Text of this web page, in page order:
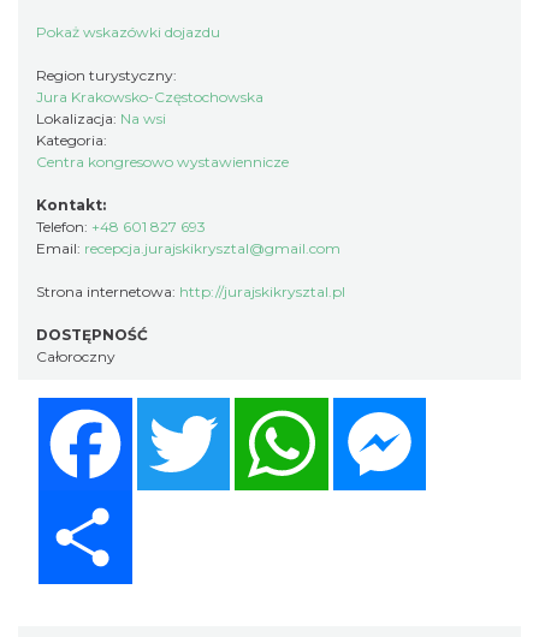
Pokaż wskazówki dojazdu
Region turystyczny:
Jura Krakowsko-Częstochowska
Lokalizacja: Na wsi
Kategoria:
Centra kongresowo wystawiennicze
Kontakt:
Telefon: +48 601 827 693
Email: recepcja.jurajskikrysztal@gmail.com
Strona internetowa: http://jurajskikrysztal.pl
DOSTĘPNOŚĆ
Całoroczny
Twitter